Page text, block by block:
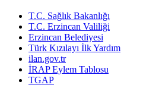
T.C. Sağlık Bakanlığı
T.C. Erzincan Valiliği
Erzincan Belediyesi
Türk Kızılayı İlk Yardım
ilan.gov.tr
İRAP Eylem Tablosu
TGAP